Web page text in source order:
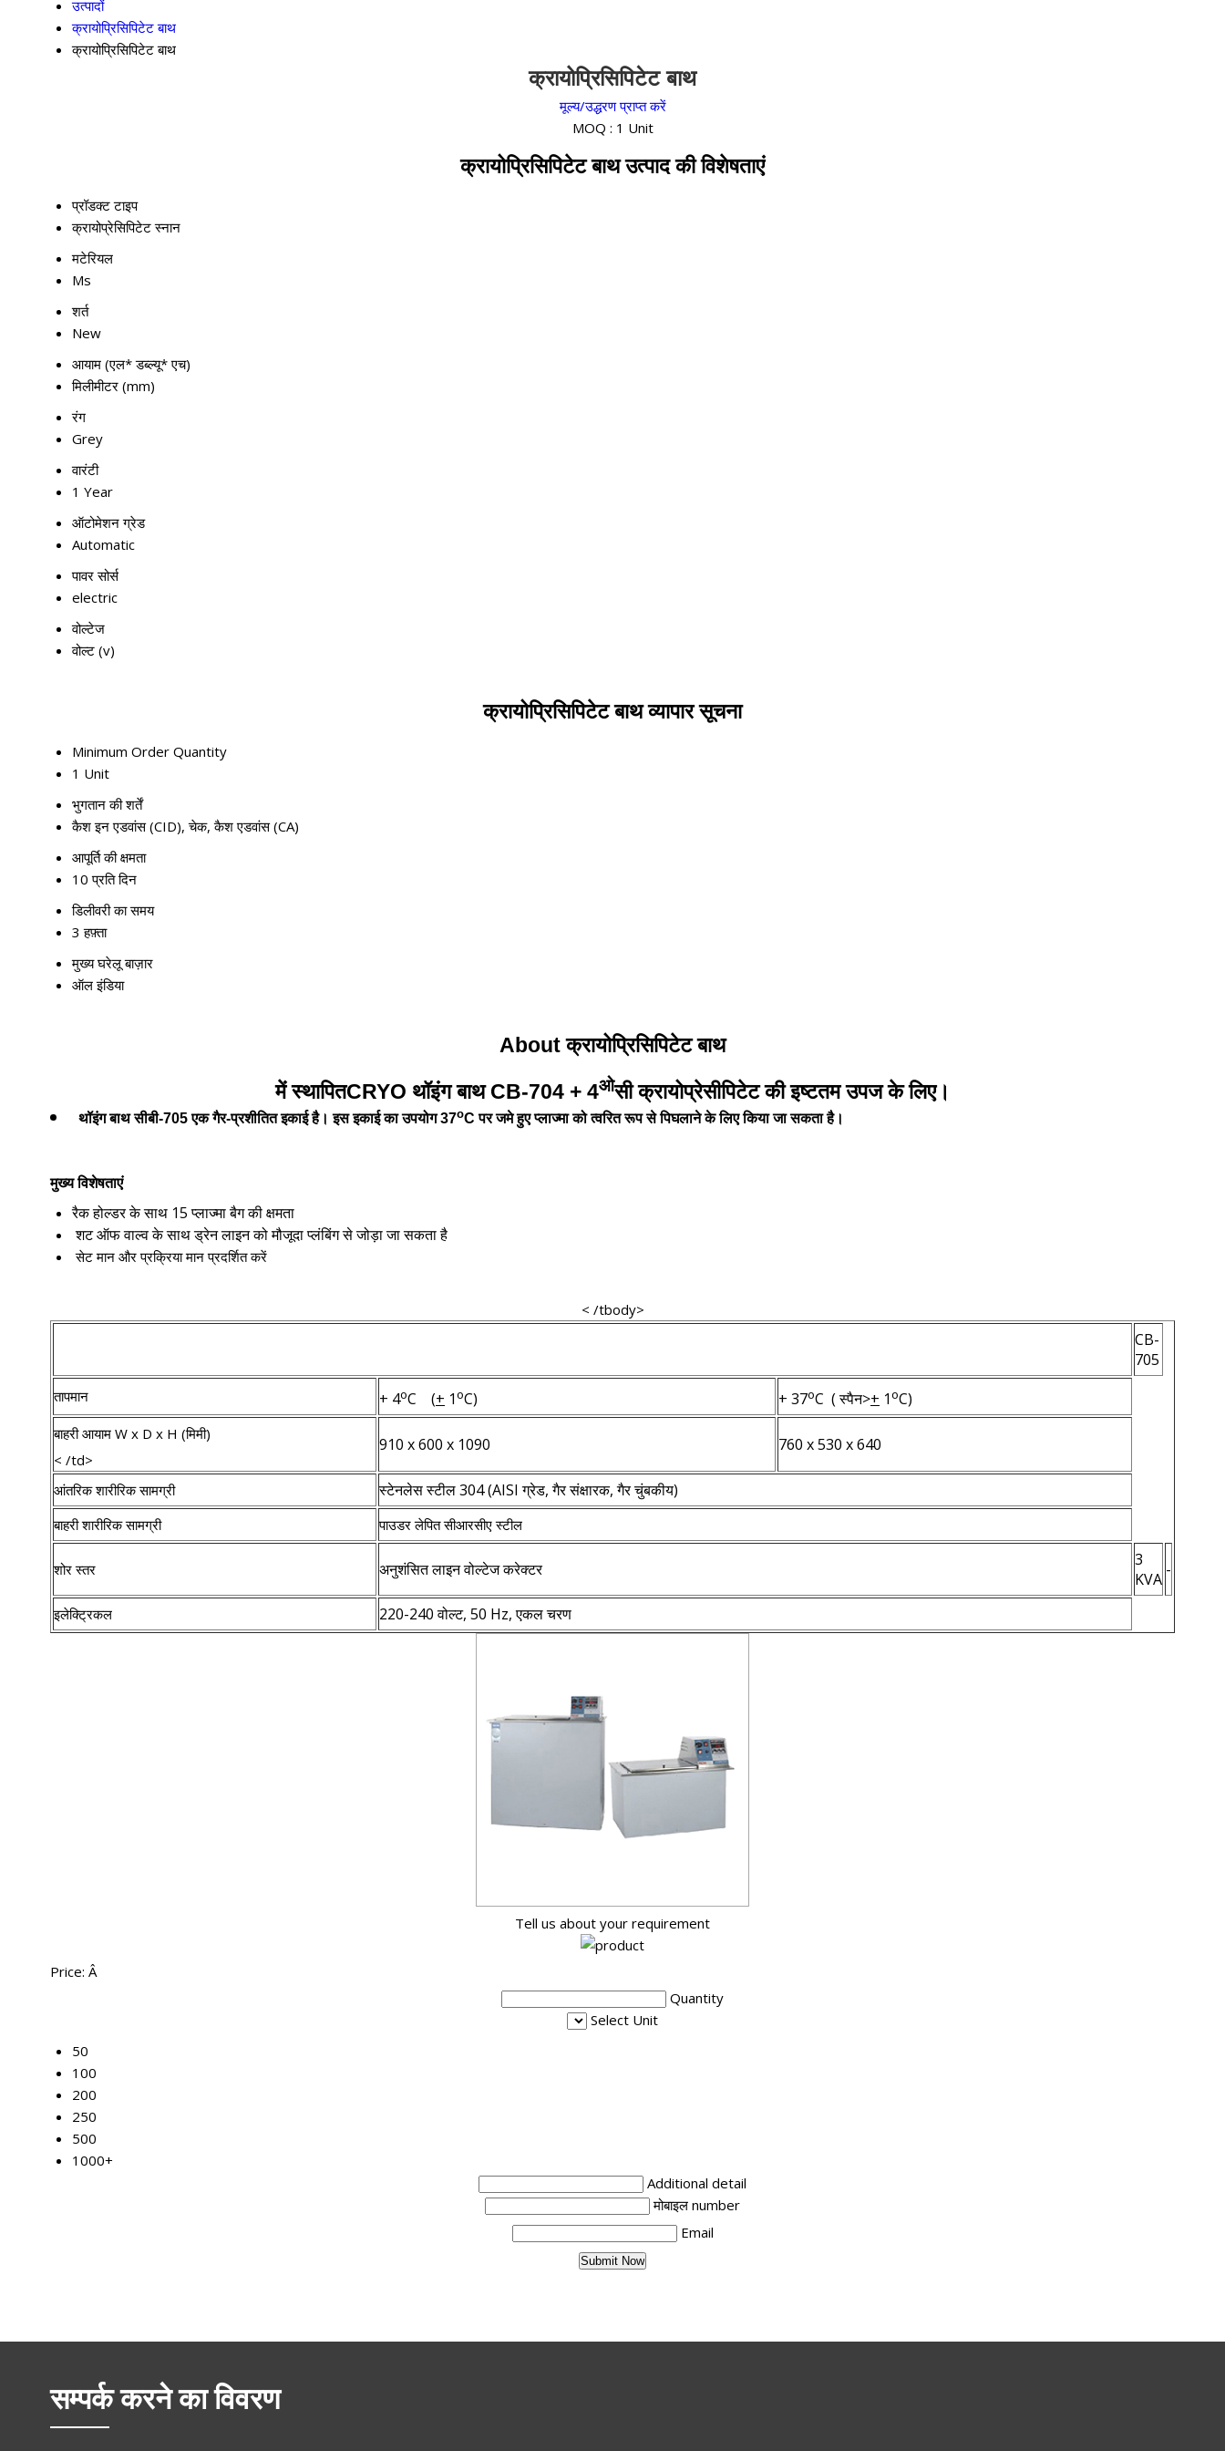
उत्पादों
क्रायोप्रिसिपिटेट बाथ
क्रायोप्रिसिपिटेट बाथ
क्रायोप्रिसिपिटेट बाथ
मूल्य/उद्धरण प्राप्त करें
MOQ : 1 Unit
क्रायोप्रिसिपिटेट बाथ उत्पाद की विशेषताएं
प्रॉडक्ट टाइप
क्रायोप्रेसिपिटेट स्नान
मटेरियल
Ms
शर्त
New
आयाम (एल* डब्ल्यू* एच)
मिलीमीटर (mm)
रंग
Grey
वारंटी
1 Year
ऑटोमेशन ग्रेड
Automatic
पावर सोर्स
electric
वोल्टेज
वोल्ट (v)
क्रायोप्रिसिपिटेट बाथ व्यापार सूचना
Minimum Order Quantity
1 Unit
भुगतान की शर्तें
कैश इन एडवांस (CID), चेक, कैश एडवांस (CA)
आपूर्ति की क्षमता
10 प्रति दिन
डिलीवरी का समय
3 हफ़्ता
मुख्य घरेलू बाज़ार
ऑल इंडिया
About क्रायोप्रिसिपिटेट बाथ
में स्थापितCRYO थॉइंग बाथ CB-704 + 4ओसी क्रायोप्रेसीपिटेट की इष्टतम उपज के लिए।
थॉइंग बाथ सीबी-705 एक गैर-प्रशीतित इकाई है। इस इकाई का उपयोग 37oC पर जमे हुए प्लाज्मा को त्वरित रूप से पिघलाने के लिए किया जा सकता है।
मुख्य विशेषताएं
रैक होल्डर के साथ 15 प्लाज्मा बैग की क्षमता
शट ऑफ वाल्व के साथ ड्रेन लाइन को मौजूदा प्लंबिंग से जोड़ा जा सकता है
सेट मान और प्रक्रिया मान प्रदर्शित करें
< /tbody>
CB-
705
तापमान + 4oC (+ 1oC) + 37oC ( स्पैन>+ 1oC)
बाहरी आयाम W x D x H (मिमी)
< /td>
910 x 600 x 1090 760 x 530 x 640
आंतरिक शारीरिक सामग्री स्टेनलेस स्टील 304 (AISI ग्रेड, गैर संक्षारक, गैर चुंबकीय)
बाहरी शारीरिक सामग्री पाउडर लेपित सीआरसीए स्टील
शोर स्तर अनुशंसित लाइन वोल्टेज करेक्टर
3
KVA -
इलेक्ट्रिकल 220-240 वोल्ट, 50 Hz, एकल चरण
Tell us about your requirement
Price: Â
Quantity
Select Unit
50
100
200
250
500
1000+
Additional detail
मोबाइल number
Email
सम्पर्क करने का विवरण